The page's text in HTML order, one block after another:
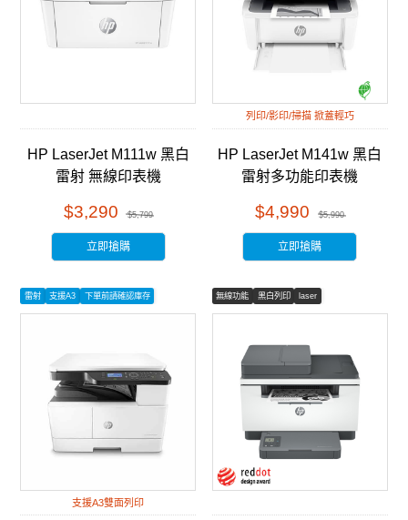
HP LaserJet M111w 黑白
雷射 無線印表機
$3,290 $5,799
立即搶購
列印/影印/掃描 掀蓋輕巧
HP LaserJet M141w 黑白
雷射多功能印表機
$4,990 $5,990
立即搶購
雷射 支援A3 下單前請確認庫存
支援A3雙面列印
無線功能 黑白列印 laser